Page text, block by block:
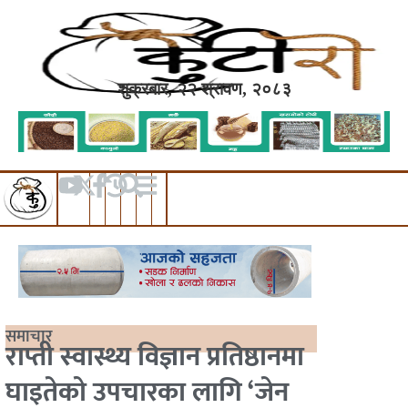
शुक्रबार, २२ श्रावण, २०८३
समाचार
राप्ती स्वास्थ्य विज्ञान प्रतिष्ठानमा
घाइतेको उपचारका लागि ‘जेन